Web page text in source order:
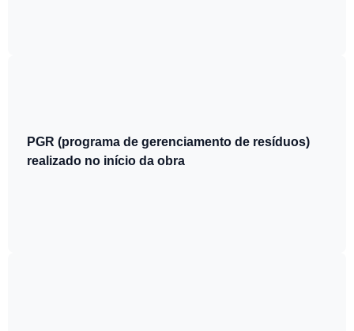
PGR (programa de gerenciamento de resíduos)
realizado no início da obra